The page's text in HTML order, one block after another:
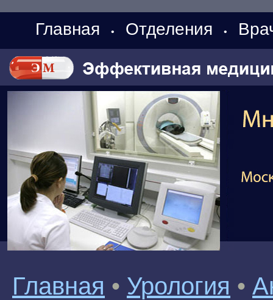
Главная • Отделения •
Главная • Урология •